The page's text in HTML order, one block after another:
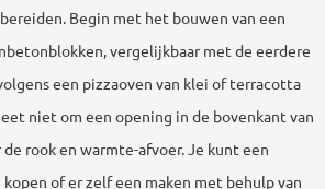
Begin met het bouwen van een
vergelijkbaar met de eerdere
een pizzaoven van klei of terracotta
niet om een opening in de bovenkant van
rook en warmte-afvoer. Je kunt een
of er zelf een maken met behulp van